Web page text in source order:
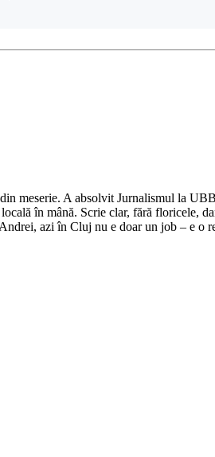
meserie. A absolvit Jurnalismul la
în mână. Scrie clar, fără floricele,
azi în Cluj nu e doar un job – e o